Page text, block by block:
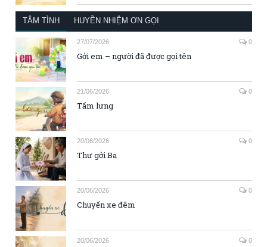
TÂM TÌNH HUYỀN NHIỆM ƠN GỌI
27/07/2026 0
Gởi em – người đã được gọi tên
21/06/2026 0
Tấm lưng
20/06/2026 0
Thư gởi Ba
20/06/2026 0
Chuyến xe đêm
20/06/2026 0